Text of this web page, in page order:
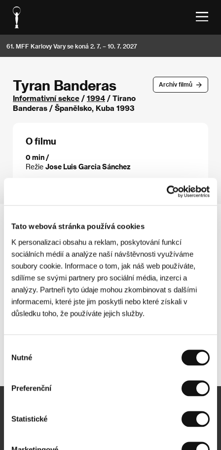
Tato webová stránka používá cookies
K personalizaci obsahu a reklam, poskytování funkcí
sociálních médií a analýze naší návštěvnosti využíváme
soubory cookie. Informace o tom, jak náš web používáte,
sdílíme se svými partnery pro sociální média, inzerci a
analýzy. Partneři tyto údaje mohou zkombinovat s dalšími
informacemi, které jste jim poskytli nebo které získali v
důsledku toho, že používáte jejich služby.
souhlasu
Nutné
Preferenční
Statistické
61. MFF Karlovy Vary se koná 2. 7. – 10. 7. 2027
Archív filmů
Tyran Banderas
Informativní sekce / 1994 / Tirano
Banderas / Španělsko, Kuba 1993
O filmu
0 min /
Režie Jose Luis Garcia Sánchez